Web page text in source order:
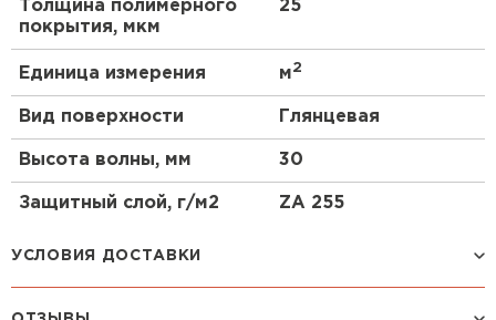
Толщина полимерного
покрытия, мкм
25
Единица измерения м2
Вид поверхности Глянцевая
Высота волны, мм 30
Защитный слой, г/м2 ZA 255
УСЛОВИЯ ДОСТАВКИ